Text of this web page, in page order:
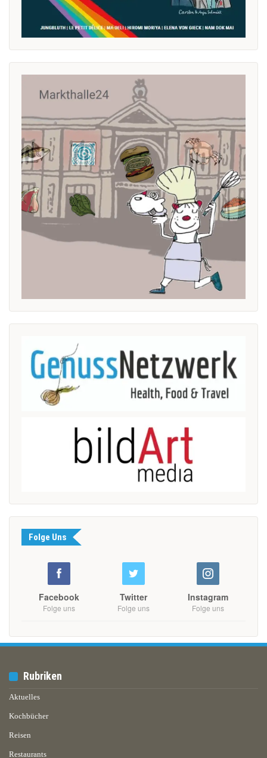
Folge Uns
Facebook
Folge uns
Twitter
Folge uns
Instagram
Folge uns
Rubriken
Aktuelles
Kochbücher
Reisen
Restaurants